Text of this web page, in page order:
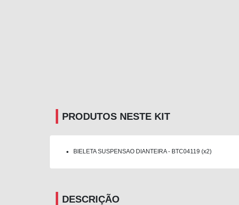
PRODUTOS NESTE KIT
BIELETA SUSPENSAO DIANTEIRA - BTC04119 (x2)
DESCRIÇÃO